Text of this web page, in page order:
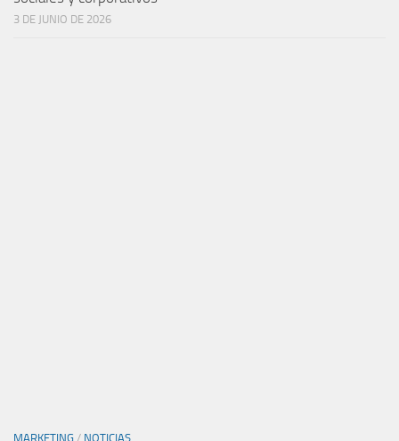
3 DE JUNIO DE 2026
MARKETING / NOTICIAS